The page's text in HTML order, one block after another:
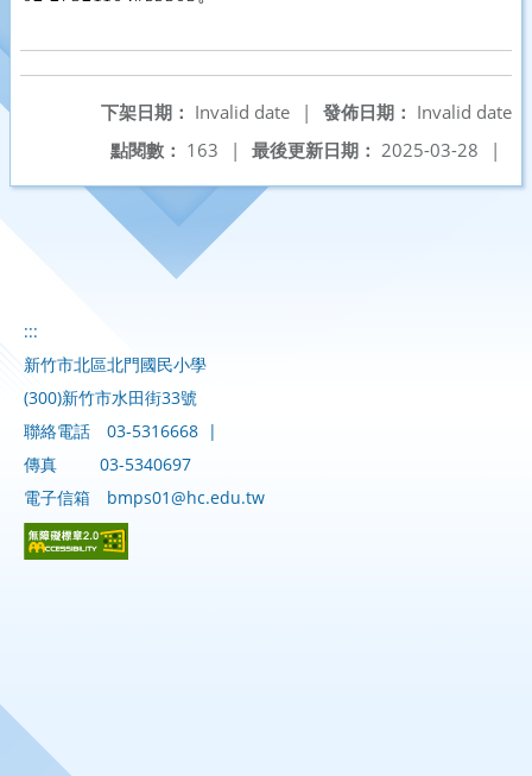
發佈日期： Invalid date
下架日期： Invalid date
|
最後更新日期： 2025-03-28 |
點閱數： 163 |
:::
新竹市北區北門國民小學
(300)新竹市水田街33號
聯絡電話
03-5316668 |
傳真
03-5340697
電子信箱
bmps01@hc.edu.tw